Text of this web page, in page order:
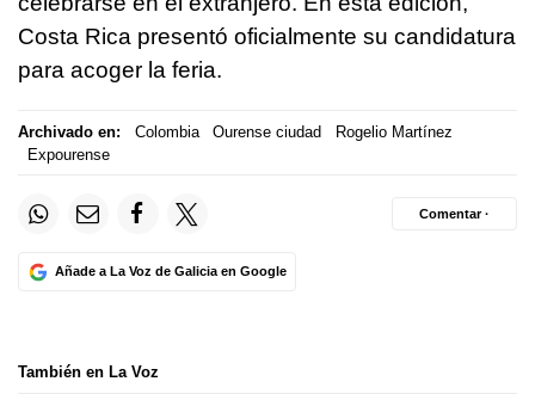
Costa Rica presentó oficialmente su candidatura
para acoger la feria.
Archivado en: Colombia Ourense ciudad
Rogelio Martínez
Expourense
Añade a La Voz de Galicia en Google
Comentar ·
También en La Voz